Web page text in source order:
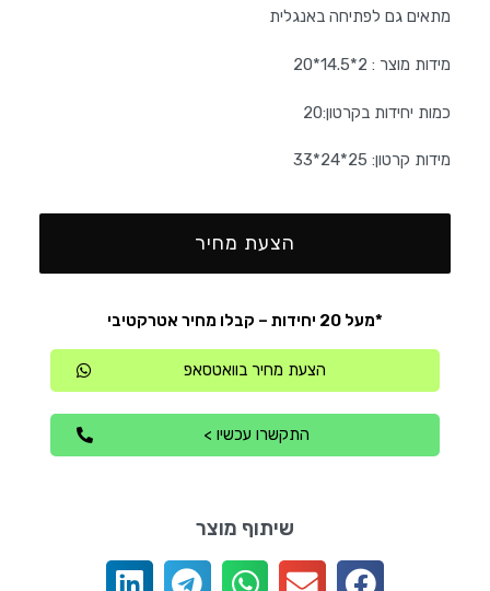
מתאים גם לפתיחה באנגלית
מידות מוצר : 2*14.5*20
כמות יחידות בקרטון:20
מידות קרטון: 25*24*33
הצעת מחיר
*מעל 20 יחידות – קבלו מחיר אטרקטיבי
הצעת מחיר בוואטסאפ
התקשרו עכשיו >
שיתוף מוצר